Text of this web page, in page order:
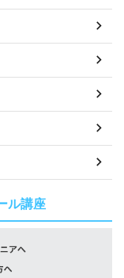
ル講座